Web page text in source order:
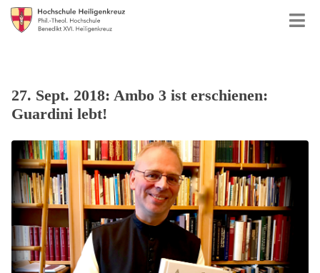
27. Sept. 2018: Ambo 3 ist erschienen:
Guardini lebt!